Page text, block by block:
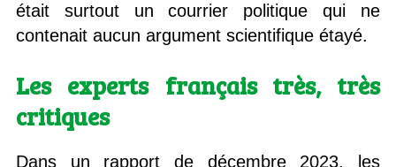
était surtout un courrier politique qui ne
contenait aucun argument scientifique étayé.
Les experts français très, très
critiques
Dans un rapport de décembre 2023, les